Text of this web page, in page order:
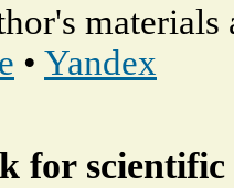
materials
• Yandex
for